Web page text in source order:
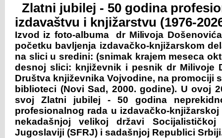
Zlatni jubilej - 50 godina
izdavaštvu i knjižarstvu (1976-
Izvod iz foto-albuma dr Milivoja
početku bavljenja izdavačko-knjižarskom
na slici u sredini: (snimak krajem meseca
desnoj slici: književnik i pesnik dr Milivoje
Društva književnika Vojvodine, na promociji
biblioteci (Novi Sad, 2000. godine). U ovoj
svoj Zlatni jubilej - 50 godina
profesionalnog rada u izdavačko-knjižarskoj
nekadašnjoj velikoj državi Socijalističkoj
Jugoslaviji (SFRJ) i sadašnjoj Republici